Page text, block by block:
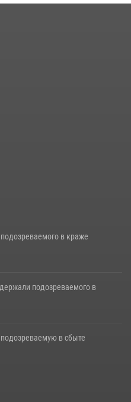
неоднократно судимую
в краже
подозреваемого в
в сбыте